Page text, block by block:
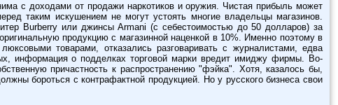
с доходами от продажи наркотиков и оружия. Чистая прибыль может
таким искушением не могут устоять многие владельцы магазинов.
Burberry или джинсы Armani (с себестоимостью до 50 долларов) за
продукцию с магазинной наценкой в 10%. Именно поэтому в
товарами, отказались разговаривать с журналистами, едва
информация о подделках торговой марки вредит имиджу фирмы. Во-
причастность к распространению "фэйка". Хотя, казалось бы,
бороться с контрафактной продукцией. Но у русского бизнеса свои